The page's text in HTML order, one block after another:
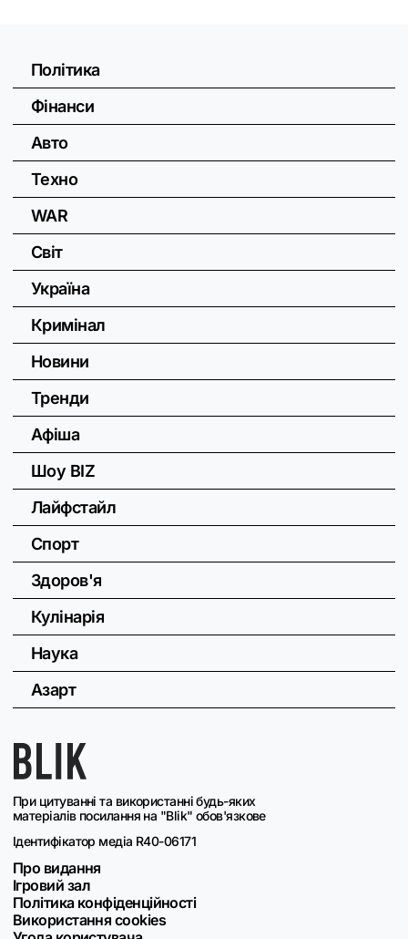
При цитуванні та використанні будь-яких
матеріалів посилання на "Blik" обов'язкове
Ідентифікатор медіа R40-06171
Про видання
Ігровий зал
Політика конфіденційності
Використання cookies
Політика
Фінанси
Авто
Техно
WAR
Світ
Україна
Кримінал
Новини
Тренди
Афіша
Шоу BIZ
Лайфстайл
Спорт
Здоров'я
Кулінарія
Наука
Азарт